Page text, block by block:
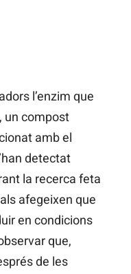
l’enzim que
un compost
amb el
detectat
la recerca feta
afegeixen que
en condicions
que,
de les